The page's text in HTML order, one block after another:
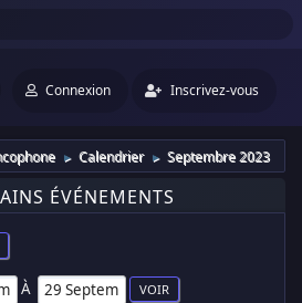
Connexion Inscrivez-vous
► Calendrier ► Septembre 2023
ÉVÉNEMENTS
À